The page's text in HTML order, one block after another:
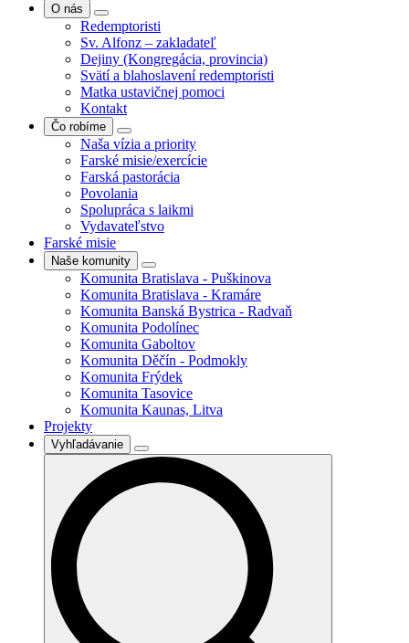
O nás
Redemptoristi
Sv. Alfonz – zakladateľ
Dejiny (Kongregácia, provincia)
Svätí a blahoslavení redemptoristi
Matka ustavičnej pomoci
Kontakt
Čo robíme
Naša vízia a priority
Farské misie/exercície
Farská pastorácia
Povolania
Spolupráca s laikmi
Vydavateľstvo
Farské misie
Naše komunity
Komunita Bratislava - Puškinova
Komunita Bratislava - Kramáre
Komunita Banská Bystrica - Radvaň
Komunita Podolínec
Komunita Gaboltov
Komunita Děčín - Podmokly
Komunita Frýdek
Komunita Tasovice
Komunita Kaunas, Litva
Projekty
Vyhľadávanie
Search